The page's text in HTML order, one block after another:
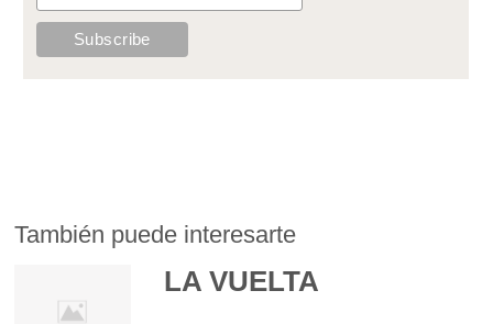
También puede interesarte
LA VUELTA